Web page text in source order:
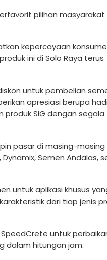
pilihan masyarakat
kepercayaan
ini di Solo Raya terus
untuk pembelian
apresiasi berupa
SIG dengan segala
pasar di masing-masing
Semen Andalas,
untuk aplikasi khusus
dari tiap jenis
untuk
dalam hitungan jam.